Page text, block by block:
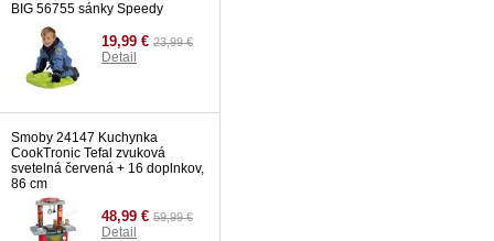
BIG 56755 sánky Speedy
19,99 € 23,99 €
Detail
Smoby 24147 Kuchynka
CookTronic Tefal zvuková
svetelná červená + 16 doplnkov,
86 cm
48,99 € 59,99 €
Detail